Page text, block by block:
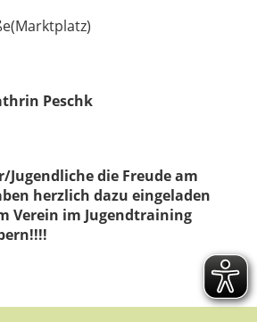
Peschk
Jugendliche die Freude am
herzlich dazu eingeladen
Verein im Jugendtraining